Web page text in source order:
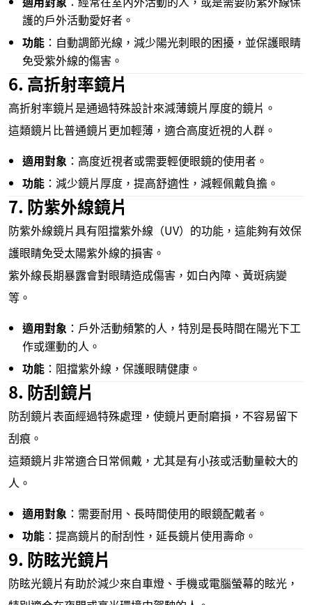
護的戶外活動愛好者。
功能 ：自動調節光線，減少陽光刺眼的困擾，並保護眼睛
免受紫外線的傷害。
6. 高折射率鏡片
高折射率鏡片是通過特殊設計來減薄鏡片厚度的鏡片。
這類鏡片比普通鏡片更加輕薄，適合高度近視的人群。
適用對象 ：高度近視者或需要輕便眼鏡的使用者。
功能 ：減少鏡片厚度，提高舒適性，減輕佩戴負擔。
7. 防紫外線鏡片
防紫外線鏡片具有阻擋紫外線（UV）的功能，這能夠有效保
護眼睛免受太陽紫外線的損害。
紫外線長期暴露會對眼睛造成傷害，如白內障、黃斑病變
等。
適用對象 ：戶外活動頻繁的人，特別是長時間在陽光下工
作或運動的人。
功能 ：阻擋紫外線，保護眼睛健康。
8. 防刮鏡片
防刮鏡片表面經過特殊處理，使鏡片更耐磨損，不容易留下
刮痕。
這類鏡片非常適合日常佩戴，尤其是有小孩或活動量較大的
人。
適用對象 ：需要耐用、長時間使用的眼鏡配戴者。
功能 ：提高鏡片的耐刮性，延長鏡片使用壽命。
9. 防眩光鏡片
防眩光鏡片有助於減少來自車燈、手機或電腦螢幕的眩光，